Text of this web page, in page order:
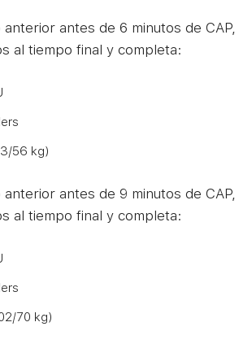
antes de 6 minutos de CAP,
al tiempo final y completa:
56 kg)
antes de 9 minutos de CAP,
al tiempo final y completa:
70 kg)